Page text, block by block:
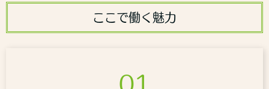
ここで働く魅力
01